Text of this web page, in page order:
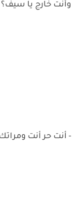
وأنت خارج يا سيف؟
- أنت حر أنت